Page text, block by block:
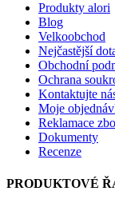
Produkty alori
Blog
Velkoobchod
Nejčastější
Obchodní
Ochrana
Kontaktujte
Moje
Reklamace
Dokumenty
Recenze
PRODUKTOVÉ